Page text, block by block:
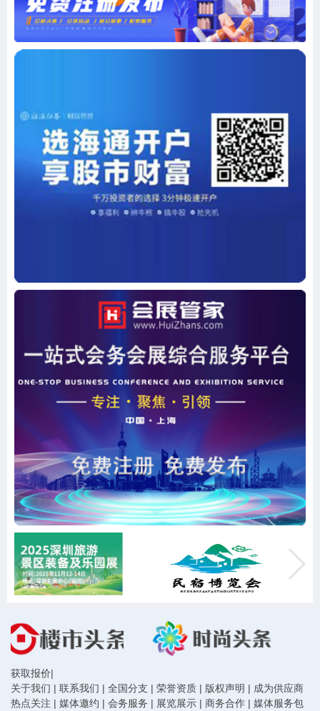
获取报价|
关于我们 | 联系我们 | 全国分支 | 荣誉资质 | 版权声明 | 成为供应商
热点关注 | 媒体邀约 | 会务服务 | 展览展示 | 商务合作 | 媒体服务包